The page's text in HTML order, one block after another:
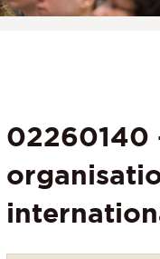
02260140